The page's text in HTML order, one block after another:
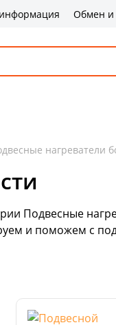
Обмен и
нагреватели
Подвесные
и поможем с